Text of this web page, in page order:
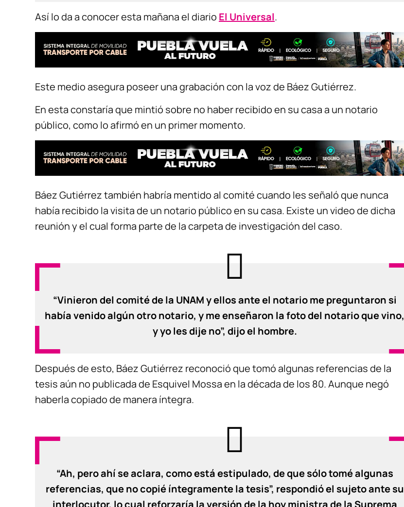
Así lo da a conocer esta mañana el diario El Universal.
Este medio asegura poseer una grabación con la voz de Báez Gutiérrez.
En esta constaría que mintió sobre no haber recibido en su casa a un notario
público, como lo afirmó en un primer momento.
Báez Gutiérrez también habría mentido al comité cuando les señaló que nunca
había recibido la visita de un notario público en su casa. Existe un video de dicha
reunión y el cual forma parte de la carpeta de investigación del caso.
“Vinieron del comité de la UNAM y ellos ante el notario me preguntaron si
había venido algún otro notario, y me enseñaron la foto del notario que vino,
y yo les dije no”, dijo el hombre.
Después de esto, Báez Gutiérrez reconoció que tomó algunas referencias de la
tesis aún no publicada de Esquivel Mossa en la década de los 80. Aunque negó
haberla copiado de manera íntegra.
“Ah, pero ahí se aclara, como está estipulado, de que sólo tomé algunas
referencias, que no copié íntegramente la tesis”, respondió el sujeto ante su
interlocutor, lo cual reforzaría la versión de la hoy ministra de la Suprema